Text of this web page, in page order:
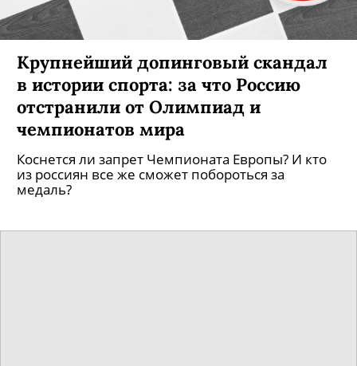
Крупнейший допинговый скандал
в истории спорта: за что Россию
отстранили от Олимпиад и
чемпионатов мира
Коснется ли запрет Чемпионата Европы? И кто
из россиян все же сможет побороться за
медаль?